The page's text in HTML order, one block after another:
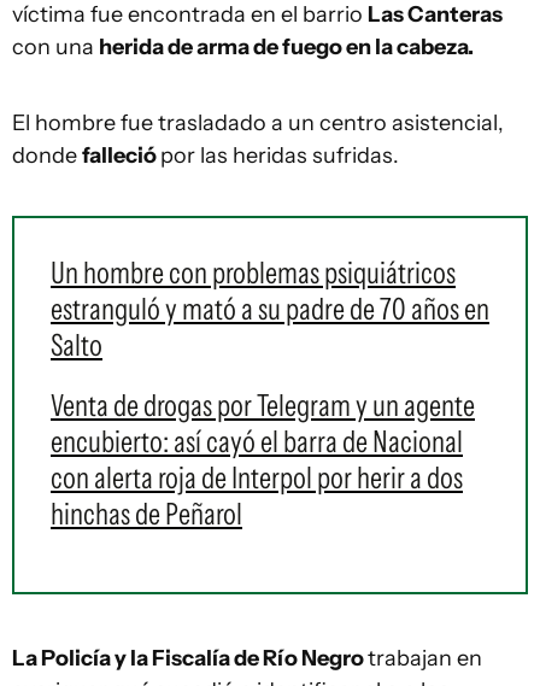
víctima fue encontrada en el barrio Las Canteras
con una herida de arma de fuego en la cabeza.
El hombre fue trasladado a un centro asistencial,
dondefalleciópor las heridas sufridas.
Un hombre con problemas psiquiátricos
estranguló y mató a su padre de 70 años en
Salto
Venta de drogas por Telegram y un agente
encubierto: así cayó el barra de Nacional
con alerta roja de Interpol por herir a dos
hinchas de Peñarol
La Policía y la Fiscalía de Río Negrotrabajan en